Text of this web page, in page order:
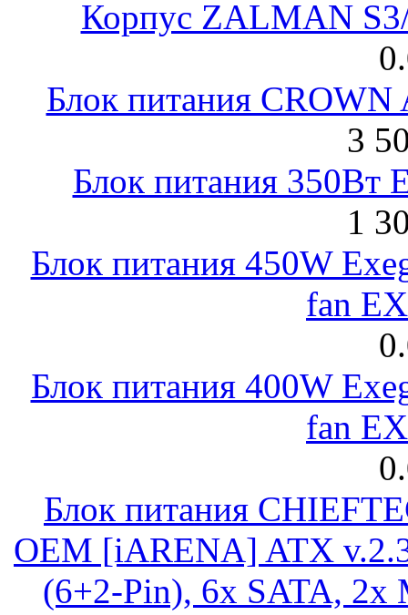
Корпус ZALMAN
Блок питания
3
Блок питания 350Вт
1
Блок питания 450W
fan
Блок питания 400W
fan
Блок питания
OEM [iARENA] ATX
(6+2-Pin), 6x SATA, 2x